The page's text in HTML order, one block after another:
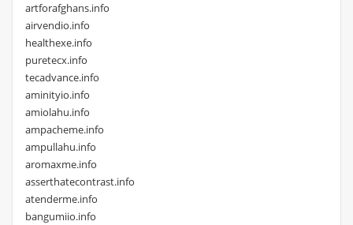
artforafghans.info
airvendio.info
healthexe.info
puretecx.info
tecadvance.info
aminityio.info
amiolahu.info
ampacheme.info
ampullahu.info
aromaxme.info
asserthatecontrast.info
atenderme.info
bangumiio.info